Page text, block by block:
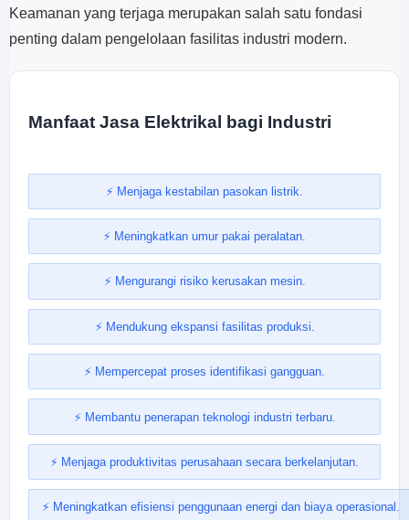
Keamanan yang terjaga merupakan salah satu fondasi
penting dalam pengelolaan fasilitas industri modern.
Manfaat Jasa Elektrikal bagi Industri
⚡ Menjaga kestabilan pasokan listrik.
⚡ Meningkatkan umur pakai peralatan.
⚡ Mengurangi risiko kerusakan mesin.
⚡ Mendukung ekspansi fasilitas produksi.
⚡ Mempercepat proses identifikasi gangguan.
⚡ Membantu penerapan teknologi industri terbaru.
⚡ Menjaga produktivitas perusahaan secara berkelanjutan.
⚡ Meningkatkan efisiensi penggunaan energi dan biaya operasional.